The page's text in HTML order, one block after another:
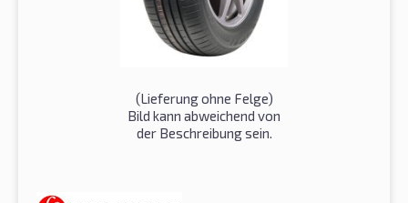
(Lieferung ohne Felge)
Bild kann abweichend von
der Beschreibung sein.